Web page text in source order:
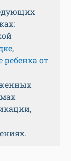
,
ребенка от